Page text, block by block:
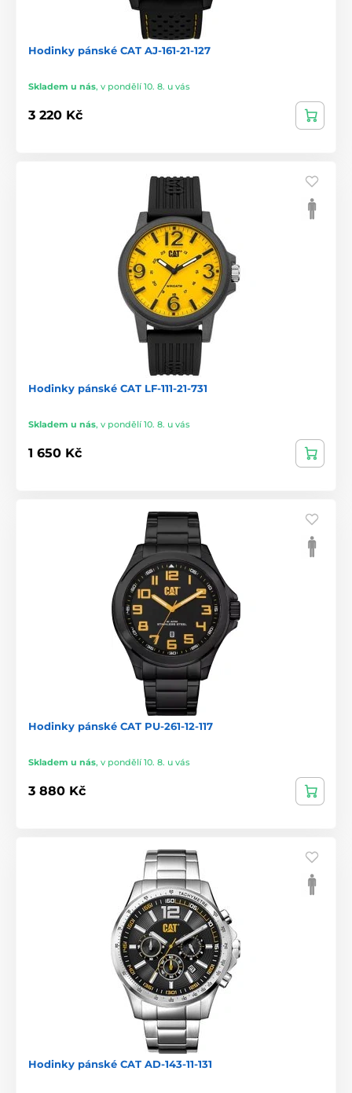
Hodinky pánské CAT AJ-161-21-127
Skladem u nás, v pondělí 10. 8. u vás
3 220 Kč
Hodinky pánské CAT LF-111-21-731
Skladem u nás, v pondělí 10. 8. u vás
1 650 Kč
Hodinky pánské CAT PU-261-12-117
Skladem u nás, v pondělí 10. 8. u vás
3 880 Kč
Hodinky pánské CAT AD-143-11-131